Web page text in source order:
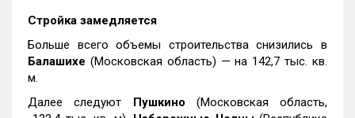
Стройка замедляется
Больше всего объемы строительства снизились в
Балашихе (Московская область) — на 142,7 тыс. кв.
м.
Далее следуют Пушкино (Московская область,